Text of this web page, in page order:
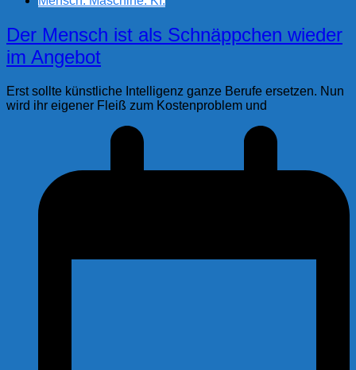
Der Mensch ist als Schnäppchen wieder
im Angebot
Erst sollte künstliche Intelligenz ganze Berufe ersetzen. Nun
wird ihr eigener Fleiß zum Kostenproblem und